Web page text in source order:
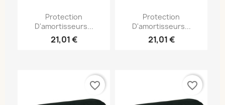
Protection
D'amortisseurs...
21,01 €
Protection
D'amortisseurs...
21,01 €
favorite_border favorite_border